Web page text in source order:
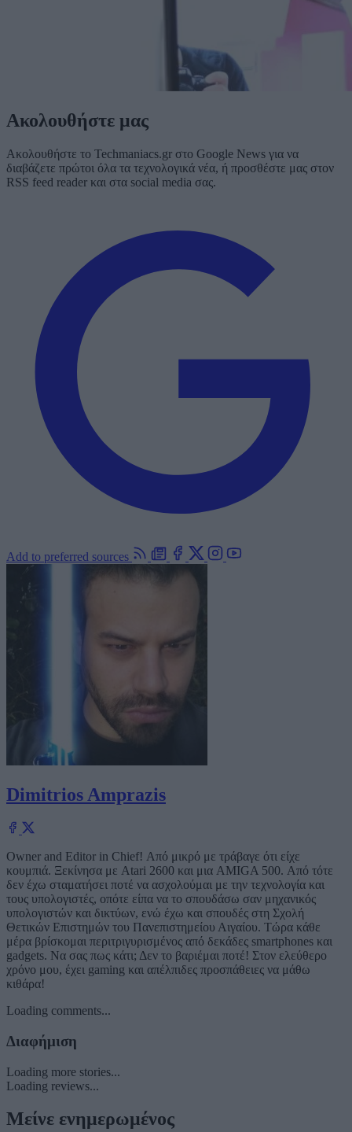
Ακολουθήστε μας
Ακολουθήστε το Techmaniacs.gr στο Google News για να
διαβάζετε πρώτοι όλα τα τεχνολογικά νέα, ή προσθέστε μας στον
RSS feed reader και στα social media σας.
Add to preferred sources
Dimitrios Amprazis
Owner and Editor in Chief! Από μικρό με τράβαγε ότι είχε
κουμπιά. Ξεκίνησα με Atari 2600 και μια AMIGA 500. Από τότε
δεν έχω σταματήσει ποτέ να ασχολούμαι με την τεχνολογία και
τους υπολογιστές, οπότε είπα να το σπουδάσω σαν μηχανικός
υπολογιστών και δικτύων, ενώ έχω και σπουδές στη Σχολή
Θετικών Επιστημών του Πανεπιστημείου Αιγαίου. Τώρα κάθε
μέρα βρίσκομαι περιτριγυρισμένος από δεκάδες smartphones και
gadgets. Να σας πως κάτι; Δεν το βαριέμαι ποτέ! Στον ελεύθερο
χρόνο μου, έχει gaming και απέλπιδες προσπάθειες να μάθω
κιθάρα!
Loading comments...
Διαφήμιση
Loading more stories...
Loading reviews...
Μείνε ενημερωμένος